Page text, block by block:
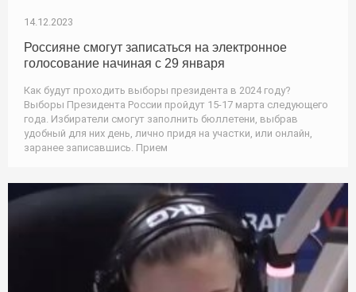
14.12.2023
Россияне смогут записаться на электронное
голосование начиная с 29 января
Как будут проходить выборы президента в 2024 году?
Выборы Президента России пройдут 15-17 марта следующего
года. Избиратели смогут заполнить бюллетени, выбрав
удобный для них день, лично придя на участки, или онлайн,
заранее записавшись. Прием